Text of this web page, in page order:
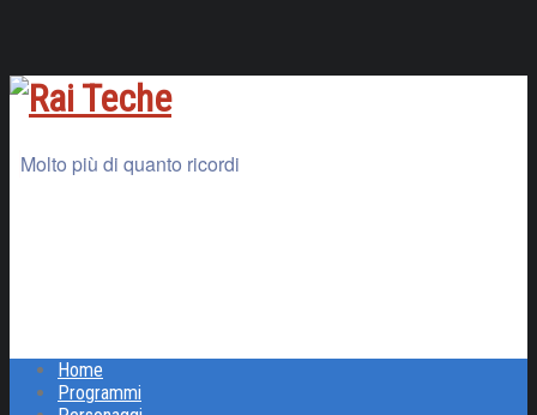
Molto più di quanto ricordi
Home
Programmi